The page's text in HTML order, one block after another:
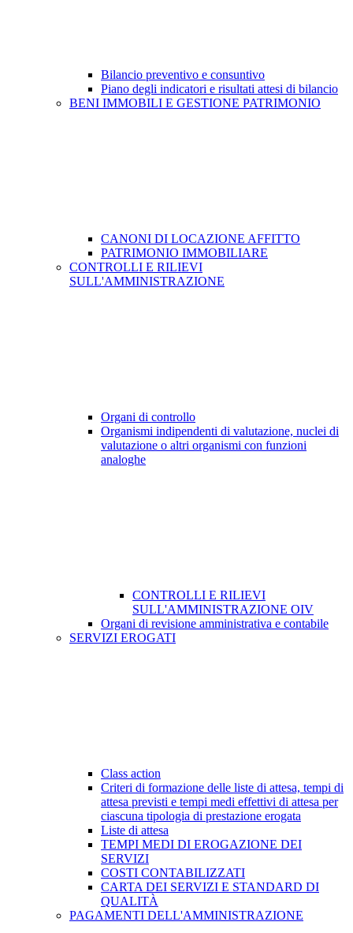
Bilancio preventivo e consuntivo
Piano degli indicatori e risultati attesi di bilancio
BENI IMMOBILI E GESTIONE PATRIMONIO
CANONI DI LOCAZIONE AFFITTO
PATRIMONIO IMMOBILIARE
CONTROLLI E RILIEVI
SULL'AMMINISTRAZIONE
Organi di controllo
Organismi indipendenti di valutazione, nuclei di
valutazione o altri organismi con funzioni
analoghe
CONTROLLI E RILIEVI
SULL'AMMINISTRAZIONE OIV
Organi di revisione amministrativa e contabile
SERVIZI EROGATI
Class action
Criteri di formazione delle liste di attesa, tempi di
attesa previsti e tempi medi effettivi di attesa per
ciascuna tipologia di prestazione erogata
Liste di attesa
TEMPI MEDI DI EROGAZIONE DEI
SERVIZI
COSTI CONTABILIZZATI
CARTA DEI SERVIZI E STANDARD DI
QUALITÀ
PAGAMENTI DELL'AMMINISTRAZIONE